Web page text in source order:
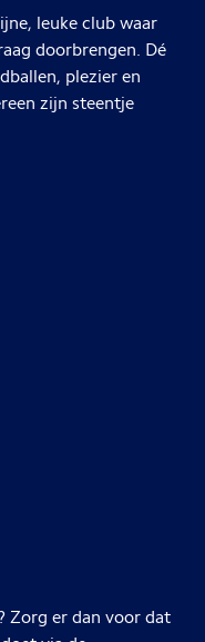
leuke club waar
doorbrengen. Dé
plezier en
zijn steentje
Zorg er dan voor dat